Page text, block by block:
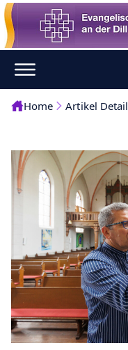
Home Artikel Detail